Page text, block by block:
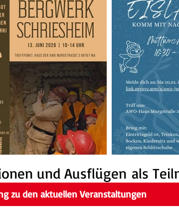
und Ausflügen als
zu den aktuellen Veranstaltungen